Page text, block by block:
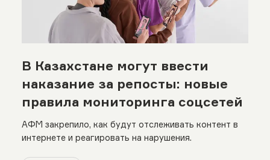
В Казахстане могут ввести
наказание за репосты: новые
правила мониторинга соцсетей
АФМ закрепило, как будут отслеживать контент в
интернете и реагировать на нарушения.